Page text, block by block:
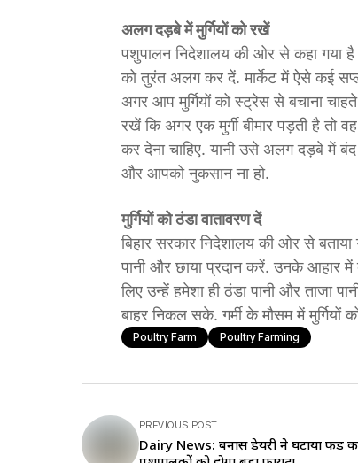
अलग दड़बे में मुर्गियों को रखें
पशुपालन निदेशालय की ओर से कहा गया है
को तुरंत अलग कर दें. मार्केट में ऐसे कई
अगर आप मुर्गियों को स्ट्रेस से बचाना
रखें कि अगर एक मुर्गी बीमार पड़ती है तो वह
कर देना चाहिए. यानी उसे अलग दड़बे में बंद
और आपको नुकसान ना हो.
मुर्गियों को ठंडा वातावरण दें
बिहार सरकार निदेशालय की ओर से बताया
पानी और छाया प्रदान करें. उनके आहार में
लिए उन्हें हमेशा ही ठंडा पानी और ताजा
बाहर निकल सके. गर्मी के मौसम में मुर्गियों
Poultry Farm Poultry Farming
PREVIOUS POST
Dairy News: बनास डेयरी ने घटाया फीड